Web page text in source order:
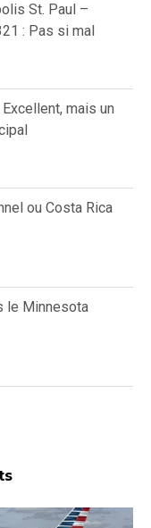
St. Paul –
: Pas si mal
mais un
ou Costa Rica
le Minnesota